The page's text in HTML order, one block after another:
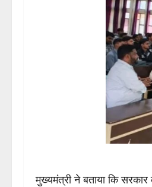
मुख्यमंत्री ने बताया कि